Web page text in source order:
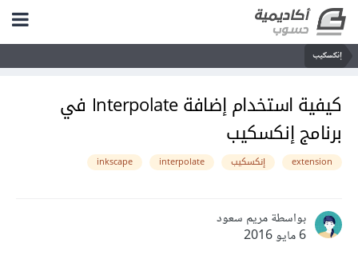
إنكسكيب
كيفية استخدام إضافة Interpolate في
برنامج إنكسكيب
extension إنكسكيب interpolate
inkscape
بواسطة مريم سعود
6 مايو 2016